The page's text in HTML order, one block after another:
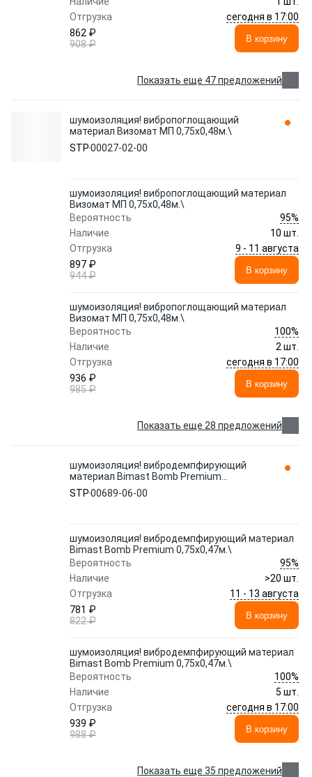
Отгрузка
сегодня в 17:00
862 ₽
908 ₽
В корзину
Показать еще 47 предложений
шумоизоляция! вибропоглощающий
материал Визомат МП 0,75x0,48м.\
STP00027-02-00
шумоизоляция! вибропоглощающий материал
Визомат МП 0,75x0,48м.\
Вероятность
95%
Наличие
10 шт.
Отгрузка
9 - 11 августа
897 ₽
944 ₽
В корзину
шумоизоляция! вибропоглощающий материал
Визомат МП 0,75x0,48м.\
Вероятность
100%
Наличие
2 шт.
Отгрузка
сегодня в 17:00
936 ₽
985 ₽
В корзину
Показать еще 28 предложений
шумоизоляция! вибродемпфирующий
материал Bimast Bomb Premium
0,75x0,47м.\
STP00689-06-00
шумоизоляция! вибродемпфирующий материал
Bimast Bomb Premium 0,75x0,47м.\
Вероятность
95%
Наличие
>20 шт.
Отгрузка
11 - 13 августа
781 ₽
822 ₽
В корзину
шумоизоляция! вибродемпфирующий материал
Bimast Bomb Premium 0,75x0,47м.\
Вероятность
100%
Наличие
5 шт.
Отгрузка
сегодня в 17:00
939 ₽
988 ₽
В корзину
Показать еще 35 предложений